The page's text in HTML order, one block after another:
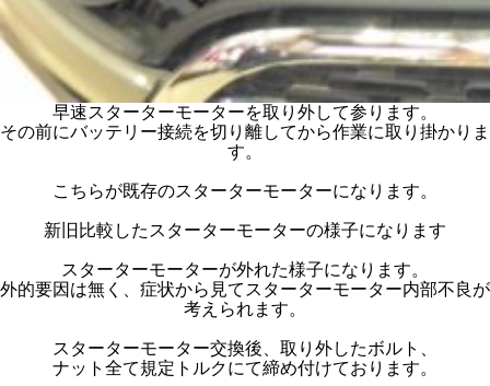
早速スターターモーターを取り外して参ります。
その前にバッテリー接続を切り離してから作業に取り掛かりま
す。
こちらが既存のスターターモーターになります。
新旧比較したスターターモーターの様子になります
スターターモーターが外れた様子になります。
外的要因は無く、症状から見てスターターモーター内部不良が
考えられます。
スターターモーター交換後、取り外したボルト、
ナット全て規定トルクにて締め付けております。